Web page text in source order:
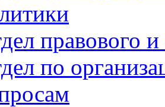
правового
по